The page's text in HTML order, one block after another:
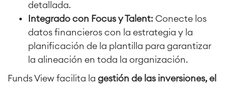
detallada.
Integrado con Focus y Talent: Conecte los
datos financieros con la estrategia y la
planificación de la plantilla para garantizar
la alineación en toda la organización.
Funds View facilita la gestión de las inversiones, el